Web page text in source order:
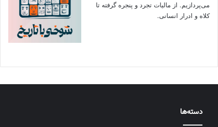
می‌پردازیم. از مالیات تجرد و پنجره گرفته تا
کلاه و ادرار انسانی.
دسته‌ها